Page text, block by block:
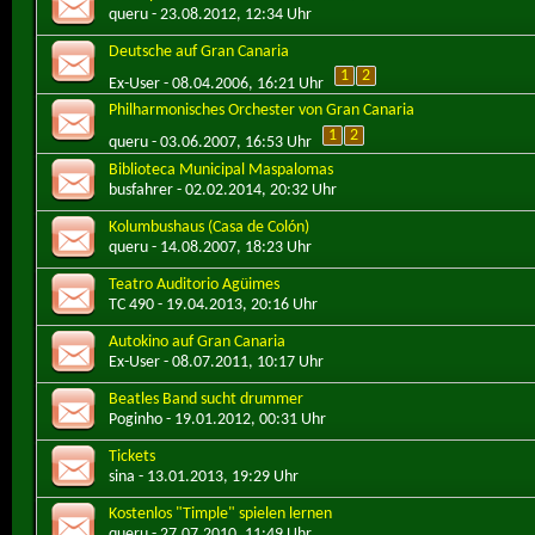
queru - 23.08.2012, 12:34 Uhr
Deutsche auf Gran Canaria
Ex-User - 08.04.2006, 16:21 Uhr 1 2
Philharmonisches Orchester von Gran Canaria
queru - 03.06.2007, 16:53 Uhr 1 2
Biblioteca Municipal Maspalomas
busfahrer - 02.02.2014, 20:32 Uhr
Kolumbushaus (Casa de Colón)
queru - 14.08.2007, 18:23 Uhr
Teatro Auditorio Agüimes
TC 490 - 19.04.2013, 20:16 Uhr
Autokino auf Gran Canaria
Ex-User - 08.07.2011, 10:17 Uhr
Beatles Band sucht drummer
Poginho - 19.01.2012, 00:31 Uhr
Tickets
sina - 13.01.2013, 19:29 Uhr
Kostenlos "Timple" spielen lernen